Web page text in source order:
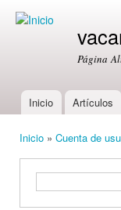
Página
Main menu
Inicio Artículos
Inicio » Cuenta de
Formulario de